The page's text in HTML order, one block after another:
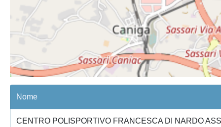
Nome
CENTRO POLISPORTIVO FRANCESCA DI NARDO